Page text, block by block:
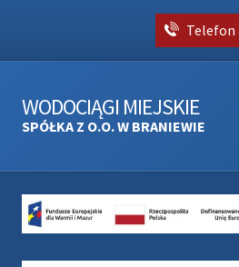
Telefon
WODOCIĄGI MIEJSKIE
SPÓŁKA Z O.O. W BRANIEWIE